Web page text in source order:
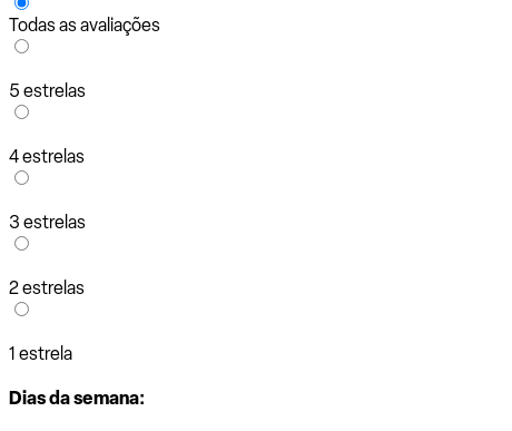
Todas as avaliações
5 estrelas
4 estrelas
3 estrelas
2 estrelas
1 estrela
Dias da semana: